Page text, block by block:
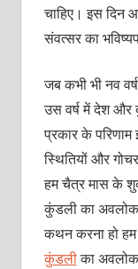
चाहिए। इस दिन
संवत्सर का
जब कभी भी नव
उस वर्ष में देश और
प्रकार के परिणाम
स्थितियों और
हम चैत्र मास के
कुंडली का
कथन करना हो हम
कुंडलीका